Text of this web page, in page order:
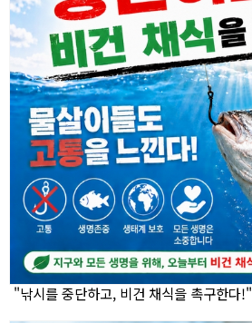
"낚시를 중단하고, 비건 채식을 촉구한다!"